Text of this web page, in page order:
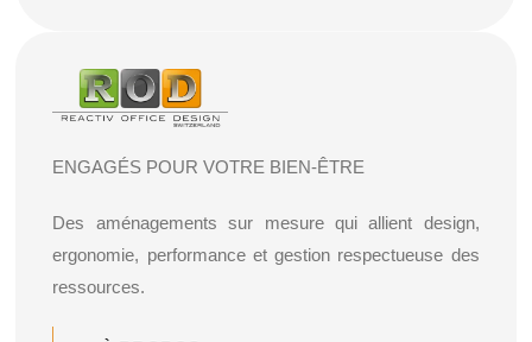
ENGAGÉS POUR VOTRE BIEN-ÊTRE
Des aménagements sur mesure qui allient design,
ergonomie, performance et gestion respectueuse des
ressources.